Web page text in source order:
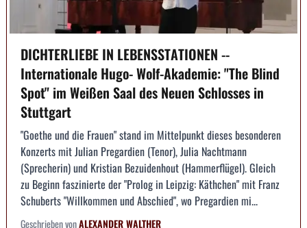
DICHTERLIEBE IN LEBENSSTATIONEN --
Internationale Hugo- Wolf-Akademie: "The Blind
Spot" im Weißen Saal des Neuen Schlosses in
Stuttgart
"Goethe und die Frauen" stand im Mittelpunkt dieses besonderen
Konzerts mit Julian Pregardien (Tenor), Julia Nachtmann
(Sprecherin) und Kristian Bezuidenhout (Hammerflügel). Gleich
zu Beginn faszinierte der "Prolog in Leipzig: Käthchen" mit Franz
Schuberts "Willkommen und Abschied", wo Pregardien mi...
Geschrieben vonALEXANDER WALTHER